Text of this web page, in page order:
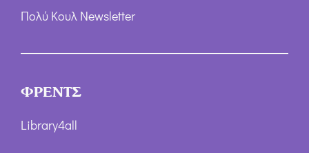
Πολύ Κουλ Newsletter
ΦΡΕΝΤΣ
Library4all